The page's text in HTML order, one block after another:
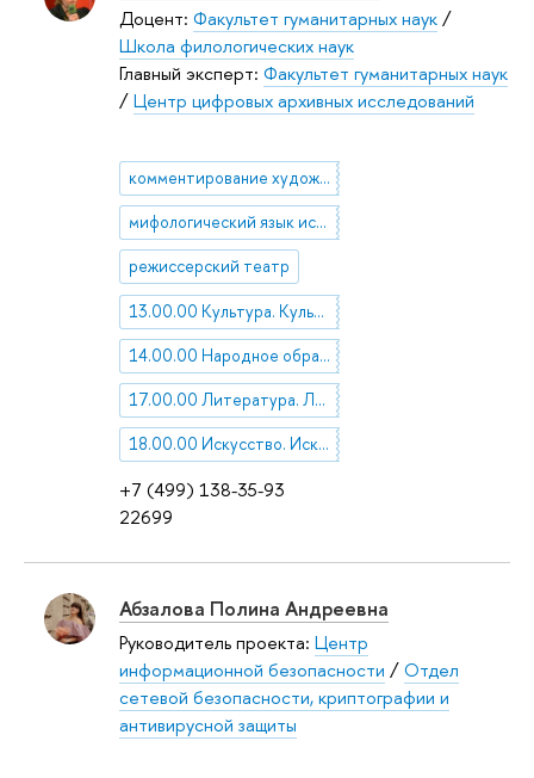
+7 (499) 138-35-93
22699
Доцент: Факультет гуманитарных наук/
Школа филологических наук
Главный эксперт: Факультет гуманитарных наук
/Центр цифровых архивных исследований
комментирование художественного текста
мифологический язык искусства
режиссерский театр
13.00.00 Культура. Культурология
14.00.00 Народное образование. Педагогика
17.00.00 Литература. Литературоведение. Устное народное творчество
18.00.00 Искусство. Искусствоведение
Абзалова Полина Андреевна
Руководитель проекта: Центр
информационной безопасности /Отдел
сетевой безопасности, криптографии и
антивирусной защиты